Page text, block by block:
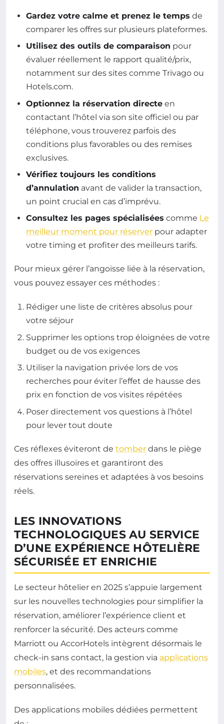
Gardez votre calme et prenez le temps de
comparer les offres sur plusieurs plateformes.
Utilisez des outils de comparaison pour
évaluer réellement le rapport qualité/prix,
notamment sur des sites comme Trivago ou
Hotels.com.
Optionnez la réservation directe en
contactant l’hôtel via son site officiel ou par
téléphone, vous trouverez parfois des
conditions plus favorables ou des remises
exclusives.
Vérifiez toujours les conditions
d’annulation avant de valider la transaction,
un point crucial en cas d’imprévu.
Consultez les pages spécialisées comme Le
meilleur moment pour réserver pour adapter
votre timing et profiter des meilleurs tarifs.
Pour mieux gérer l’angoisse liée à la réservation,
vous pouvez essayer ces méthodes :
Rédiger une liste de critères absolus pour
votre séjour
Supprimer les options trop éloignées de votre
budget ou de vos exigences
Utiliser la navigation privée lors de vos
recherches pour éviter l’effet de hausse des
prix en fonction de vos visites répétées
Poser directement vos questions à l’hôtel
pour lever tout doute
Ces réflexes éviteront de tomber dans le piège
des offres illusoires et garantiront des
réservations sereines et adaptées à vos besoins
réels.
LES INNOVATIONS
TECHNOLOGIQUES AU SERVICE
D’UNE EXPÉRIENCE HÔTELIÈRE
SÉCURISÉE ET ENRICHIE
Le secteur hôtelier en 2025 s’appuie largement
sur les nouvelles technologies pour simplifier la
réservation, améliorer l’expérience client et
renforcer la sécurité. Des acteurs comme
Marriott ou AccorHotels intègrent désormais le
check-in sans contact, la gestion via applications
mobiles, et des recommandations
personnalisées.
Des applications mobiles dédiées permettent